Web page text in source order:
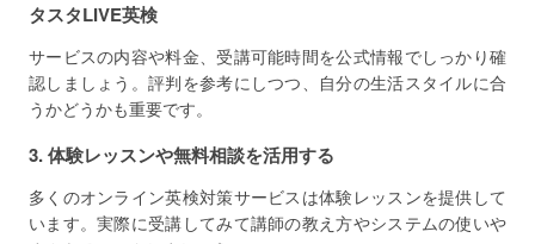
タスタLIVE英検
サービスの内容や料金、受講可能時間を公式情報でしっかり確
認しましょう。評判を参考にしつつ、自分の生活スタイルに合
うかどうかも重要です。
3. 体験レッスンや無料相談を活用する
多くのオンライン英検対策サービスは体験レッスンを提供して
います。実際に受講してみて講師の教え方やシステムの使いや